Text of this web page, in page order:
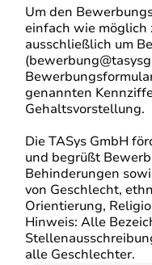
Um den
einfach wie
ausschließlich um
genannten
Gehaltsvorstellung.
Die TASys GmbH
und begrüßt
Behinderungen
von Geschlecht,
Orientierung,
Hinweis: Alle
alle Geschlechter.